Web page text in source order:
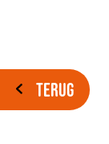
TERUG